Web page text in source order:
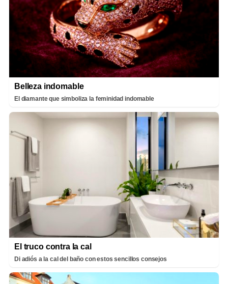
Belleza indomable
El diamante que simboliza la feminidad indomable
El truco contra la cal
Di adiós a la cal del baño con estos sencillos consejos